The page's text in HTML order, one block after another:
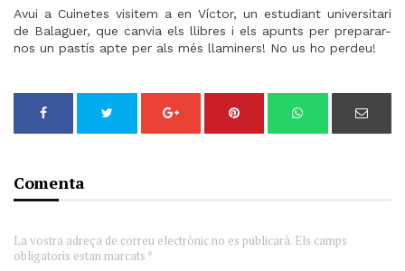
Avui a Cuinetes visitem a en Víctor, un estudiant universitari
de Balaguer, que canvia els llibres i els apunts per preparar-
nos un pastís apte per als més llaminers! No us ho perdeu!
Comenta
La vostra adreça de correu electrònic no es publicarà. Els camps
obligatoris estan marcats *